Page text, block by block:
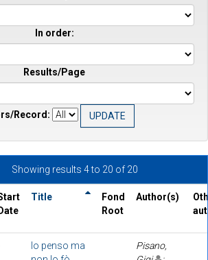
In order:
Results/Page
Record:
Showing results 4 to 20 of 20
Title
Fond
Root
Author(s)
Io penso ma
Pisano,